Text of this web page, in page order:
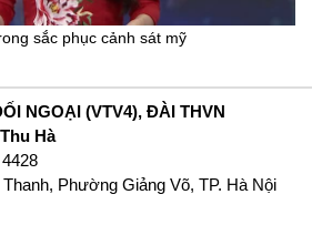
sắc phục cảnh sát mỹ
NGOẠI (VTV4), ĐÀI THVN
Hà
Phường Giảng Võ, TP. Hà Nội